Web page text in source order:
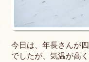
今日は、年長さんが
でしたが、気温が高